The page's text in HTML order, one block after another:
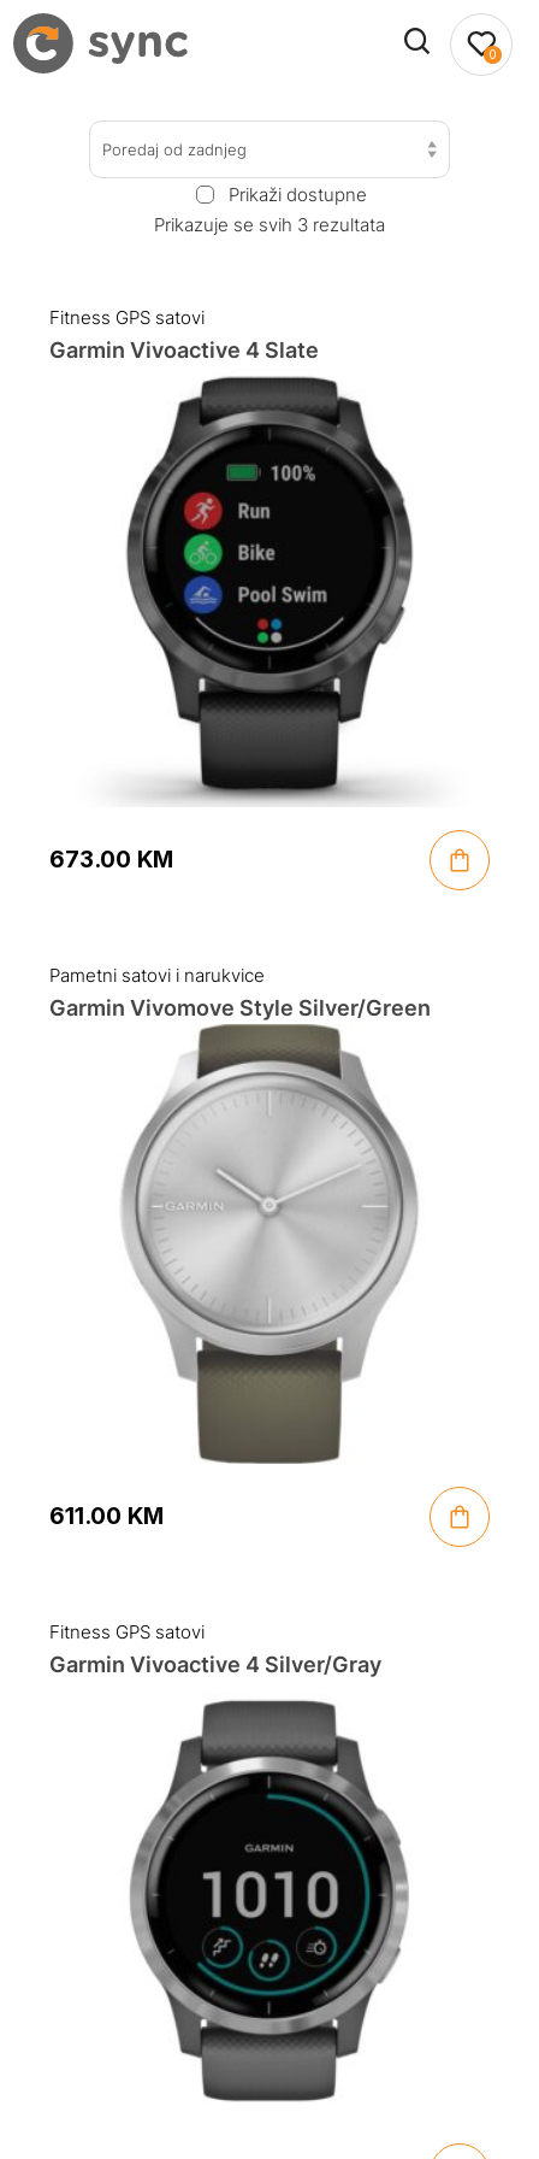
0
Poredaj od zadnjeg
Prikaži dostupne
Prikazuje se svih 3 rezultata
Fitness GPS satovi
Garmin Vivoactive 4 Slate
673.00 KM
Pametni satovi i narukvice
Garmin Vivomove Style Silver/Green
611.00 KM
Fitness GPS satovi
Garmin Vivoactive 4 Silver/Gray